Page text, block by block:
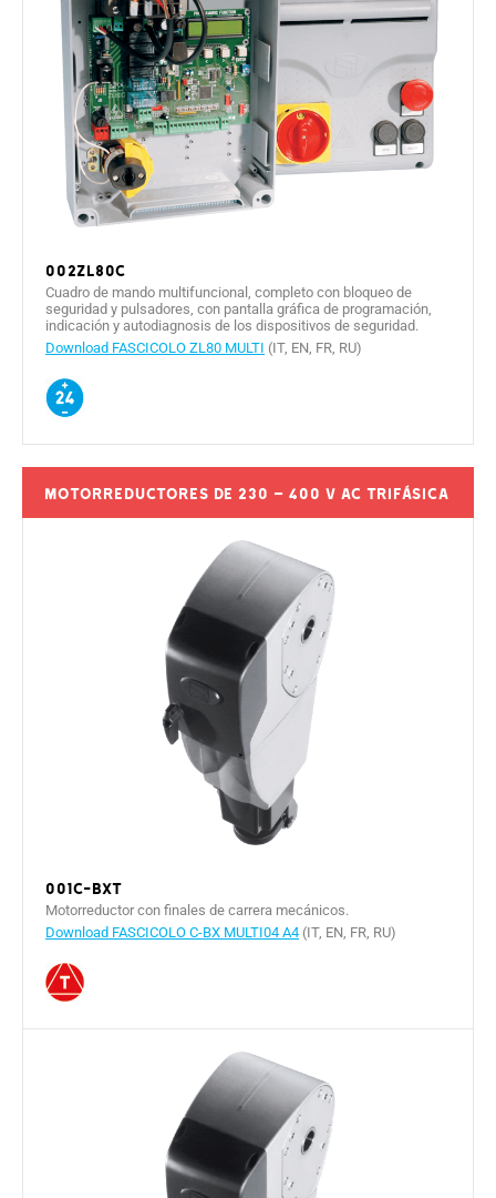
002ZL80C
Cuadro de mando multifuncional, completo con bloqueo de
seguridad y pulsadores, con pantalla gráfica de programación,
indicación y autodiagnosis de los dispositivos de seguridad.
Download FASCICOLO ZL80 MULTI (IT, EN, FR, RU)
Motorreductores de 230 – 400 V AC trifásica
001C-BXT
Motorreductor con finales de carrera mecánicos.
Download FASCICOLO C-BX MULTI04 A4 (IT, EN, FR, RU)